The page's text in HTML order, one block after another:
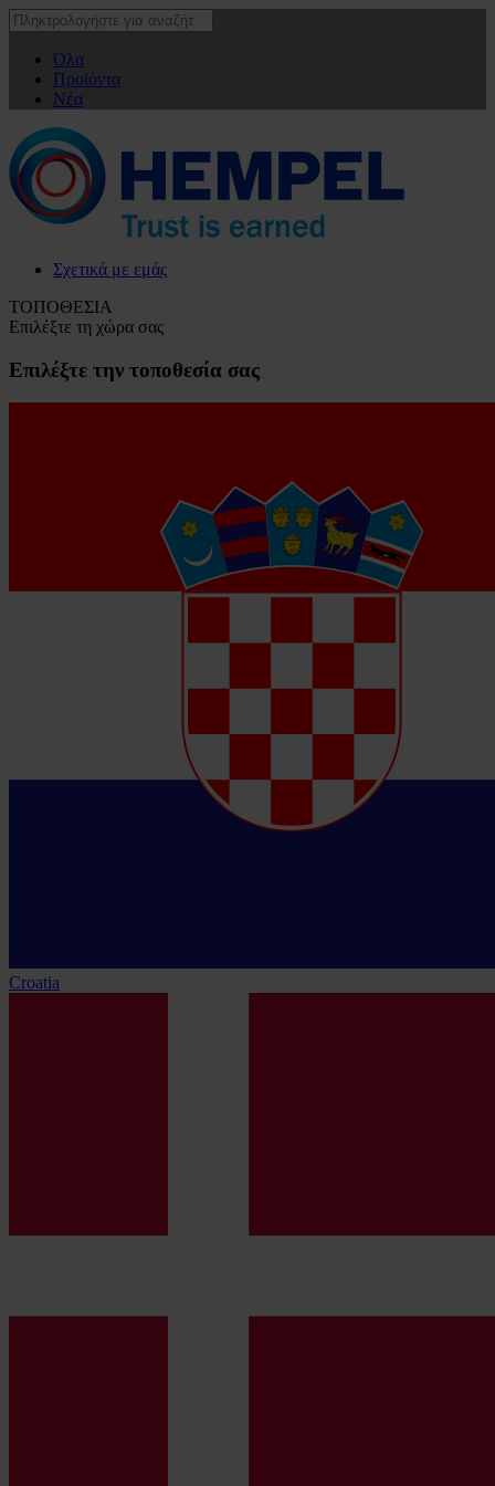
Όλα
Προϊόντα
Νέα
Σχετικά με εμάς
ΤΟΠΟΘΕΣΙΑ
Επιλέξτε τη χώρα σας
Επιλέξτε την τοποθεσία σας
Croatia